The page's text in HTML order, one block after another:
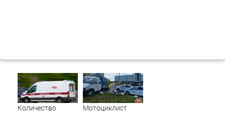
Количество
Мотоциклист